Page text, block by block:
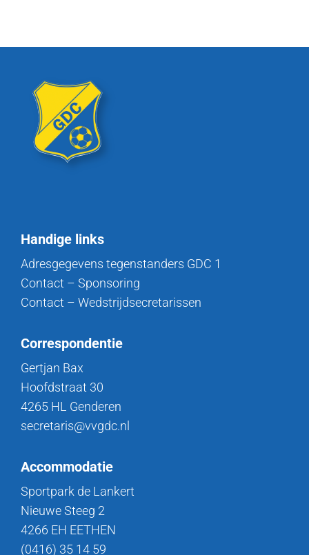
Handige links
Adresgegevens tegenstanders GDC 1
Contact – Sponsoring
Contact – Wedstrijdsecretarissen
Correspondentie
Gertjan Bax
Hoofdstraat 30
4265 HL Genderen
secretaris@vvgdc.nl
Accommodatie
Sportpark de Lankert
Nieuwe Steeg 2
4266 EH EETHEN
(0416) 35 14 59